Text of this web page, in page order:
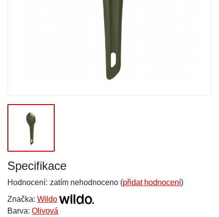
Specifikace
Hodnocení: zatím nehodnoceno (přidat hodnocení)
Značka: Wildo
Barva: Olivová